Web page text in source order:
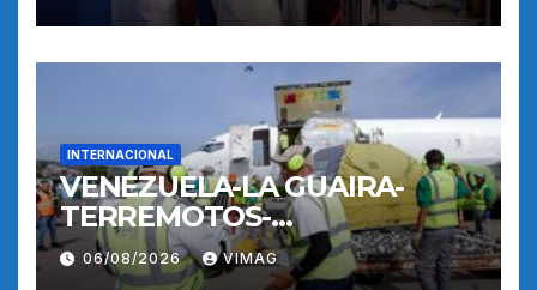
INTERNACIONAL
VENEZUELA-LA GUAIRA-
TERREMOTOS-
OPERACIONES AEREAS
06/08/2026 VIMAG